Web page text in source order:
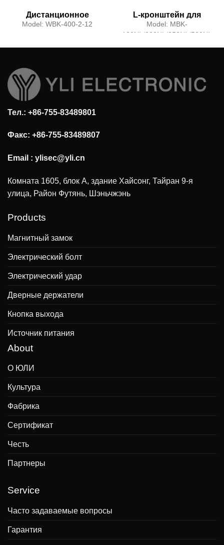
Дистанционное
управление
Model: WBK-400-2-12
L-кронштейн для
двери,
открывающейся
Model: MBK-
180NL/280NL/350NL/500NL
Тел.: +86-755-83489801
Факс: +86-755-83489807
Email : ylisec@yli.cn
Комната 1605, блок А, здание Хайсонг, Тайран 9-я
улица, Район Футянь, Шэньчжэнь
Products
Магнитный замок
Электрический болт
Электрический удар
Дверные держатели
Кнопка выхода
Источник питания
About
О ЮЛИ
Культура
Фабрика
Сертификат
Честь
Партнеры
Service
Часто задаваемые вопросы
Гарантия